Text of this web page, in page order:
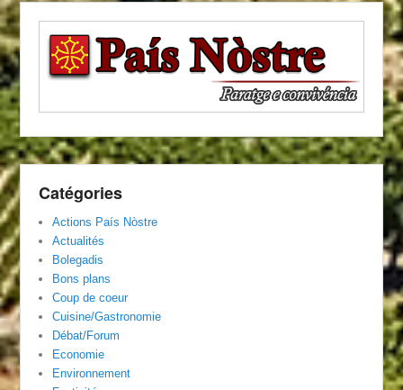
Catégories
Actions País Nòstre
Actualités
Bolegadis
Bons plans
Coup de coeur
Cuisine/Gastronomie
Débat/Forum
Economie
Environnement